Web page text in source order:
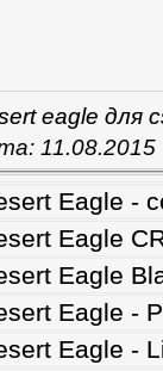
eagle для
11.08.2015
Eagle -
Eagle
Eagle
Eagle -
Eagle -